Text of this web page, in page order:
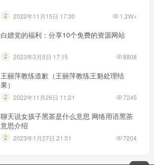
2022年11月15日 17:30 1.2W+
白嫖党的福利：分享10个免费的资源网站
2023年3月5日 17:15 8808
王丽萍教练道歉（王丽萍教练王魁处理结
果）
2022年11月26日 11:21 7245
聊天说女孩子黑茶是什么意思 网络用语黑茶
意思介绍
2023年1月27日 21:51 7204